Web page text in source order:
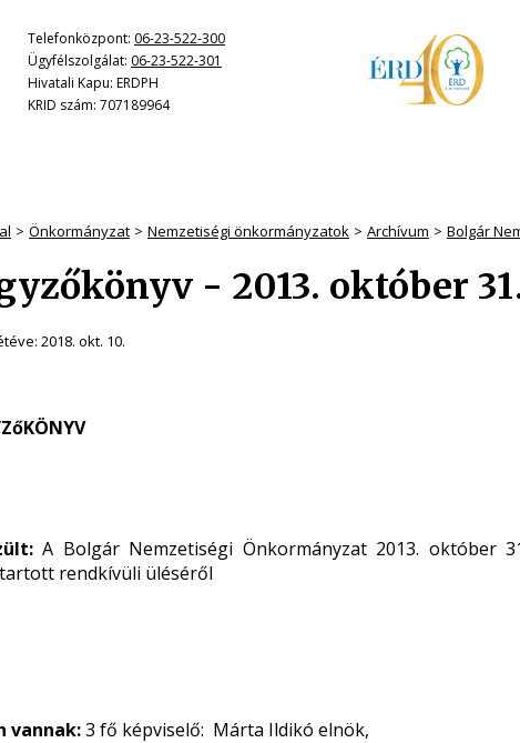
Telefonközpont: 06-23-522-300
Ügyfélszolgálat: 06-23-522-301
Hivatali Kapu: ERDPH
KRID szám: 707189964
Önkormányzat Nemzetiségi önkormányzatok Archívum Bolgár
- 2013. október
2018. okt. 10.
A Bolgár Nemzetiségi Önkormányzat 2013. október
rendkívüli üléséről
vannak:3 fő képviselő: Márta Ildikó elnök,